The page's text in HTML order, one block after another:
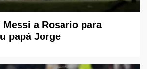
a Rosario para
papá Jorge